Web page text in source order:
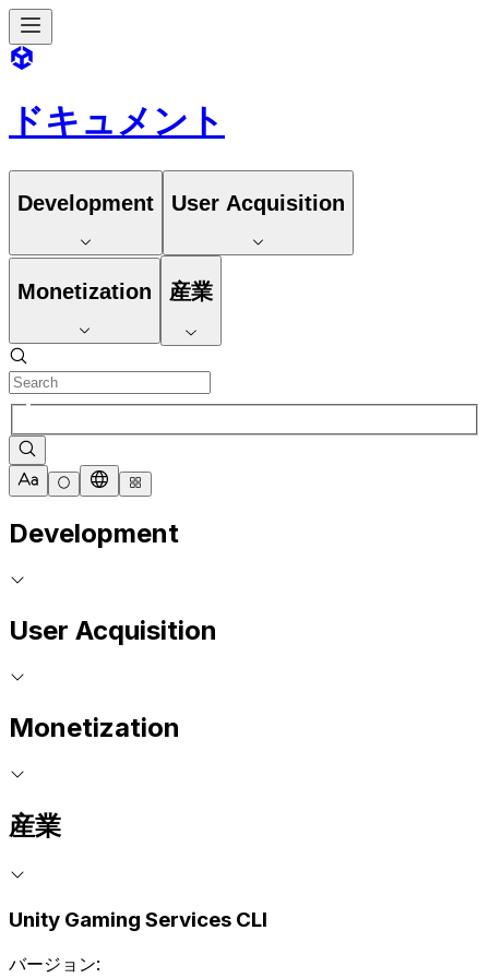
ドキュメント
Development User Acquisition
Monetization 産業
Development
User Acquisition
Monetization
産業
Unity Gaming Services CLI
バージョン: